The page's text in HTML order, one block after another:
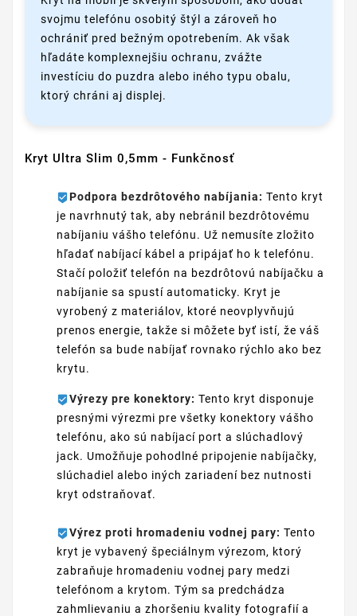
svojmu telefónu osobitý štýl a zároveň ho
ochrániť pred bežným opotrebením. Ak však
hľadáte komplexnejšiu ochranu, zvážte
investíciu do puzdra alebo iného typu obalu,
ktorý chráni aj displej.
Kryt Ultra Slim 0,5mm - Funkčnosť
Podpora bezdrôtového nabíjania: Tento kryt
je navrhnutý tak, aby nebránil bezdrôtovému
nabíjaniu vášho telefónu. Už nemusíte zložito
hľadať nabíjací kábel a pripájať ho k telefónu.
Stačí položiť telefón na bezdrôtovú nabíjačku a
nabíjanie sa spustí automaticky. Kryt je
vyrobený z materiálov, ktoré neovplyvňujú
prenos energie, takže si môžete byť istí, že váš
telefón sa bude nabíjať rovnako rýchlo ako bez
krytu.
Výrezy pre konektory: Tento kryt disponuje
presnými výrezmi pre všetky konektory vášho
telefónu, ako sú nabíjací port a slúchadlový
jack. Umožňuje pohodlné pripojenie nabíjačky,
slúchadiel alebo iných zariadení bez nutnosti
kryt odstraňovať.
Výrez proti hromadeniu vodnej pary: Tento
kryt je vybavený špeciálnym výrezom, ktorý
zabraňuje hromadeniu vodnej pary medzi
telefónom a krytom. Tým sa predchádza
zahmlievaniu a zhoršeniu kvality fotografií a